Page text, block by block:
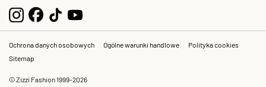
Ochrona danych osobowych Ogólne warunki handlowe
Polityka cookies
Sitemap
© Zizzi Fashion 1999-2026